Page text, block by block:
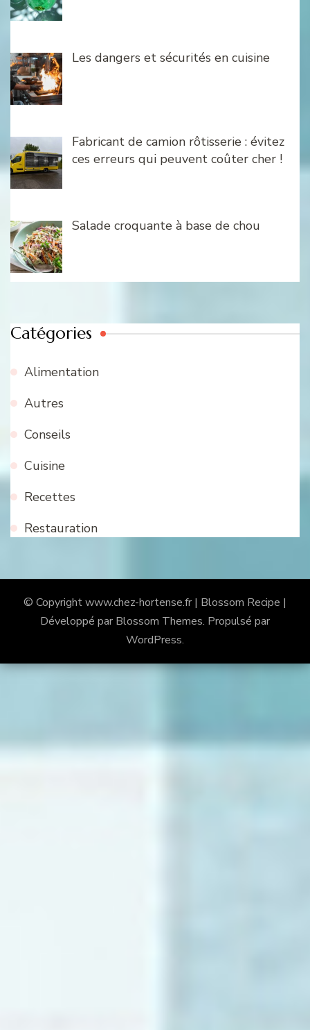
Les dangers et sécurités en cuisine
Fabricant de camion rôtisserie : évitez
ces erreurs qui peuvent coûter cher !
Salade croquante à base de chou
Catégories
Alimentation
Autres
Conseils
Cuisine
Recettes
Restauration
© Copyrightwww.chez-hortense.fr | Blossom Recipe |
Développé par Blossom Themes. Propulsé par
WordPress.